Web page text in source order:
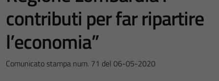
contributi per far ripartire
l’economia”
Comunicato stampa num. 71 del 06-05-2020